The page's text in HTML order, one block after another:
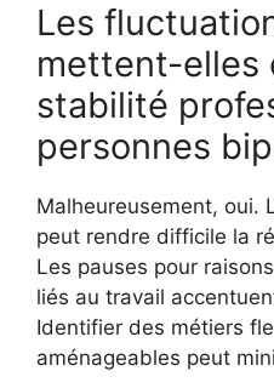
Les
mettent-elles
stabilité
personnes
Malheureusement, oui.
peut rendre difficile la
Les pauses pour
liés au travail
Identifier des métiers
aménageables peut